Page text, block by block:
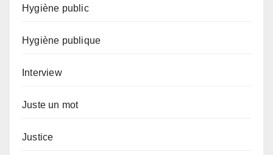
Hygiène public
Hygiène publique
Interview
Juste un mot
Justice